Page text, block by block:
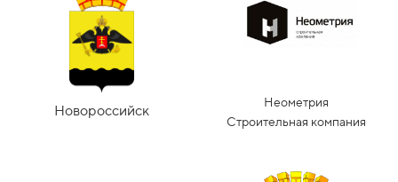
Новороссийск
Неометрия
Строительная компания